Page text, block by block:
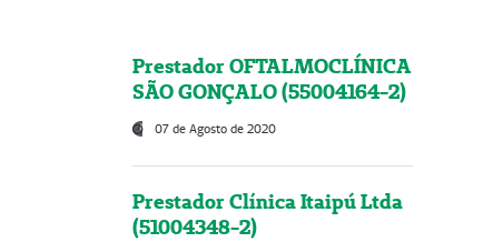
Prestador OFTALMOCLÍNICA
SÃO GONÇALO (55004164-2)
07 de Agosto de 2020
Prestador Clínica Itaipú Ltda
(51004348-2)